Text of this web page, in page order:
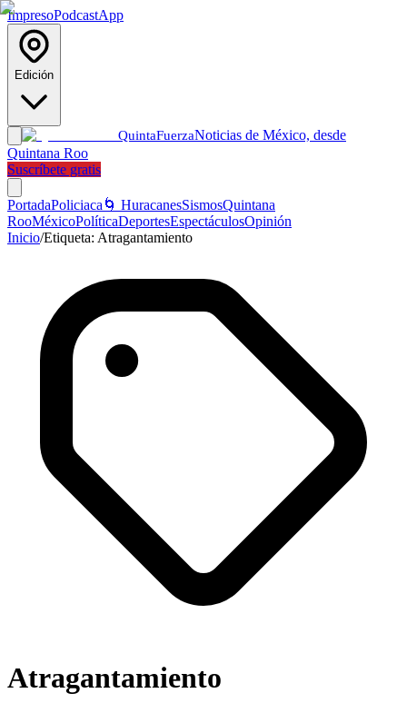
ImpresoPodcastApp
Edición
QuintaFuerzaNoticias de México, desde
Quintana Roo
Suscríbete gratis
PortadaPoliciaca 🌀 HuracanesSismosQuintana
RooMéxicoPolíticaDeportesEspectáculosOpinión
Inicio/Etiqueta: Atragantamiento
Atragantamiento